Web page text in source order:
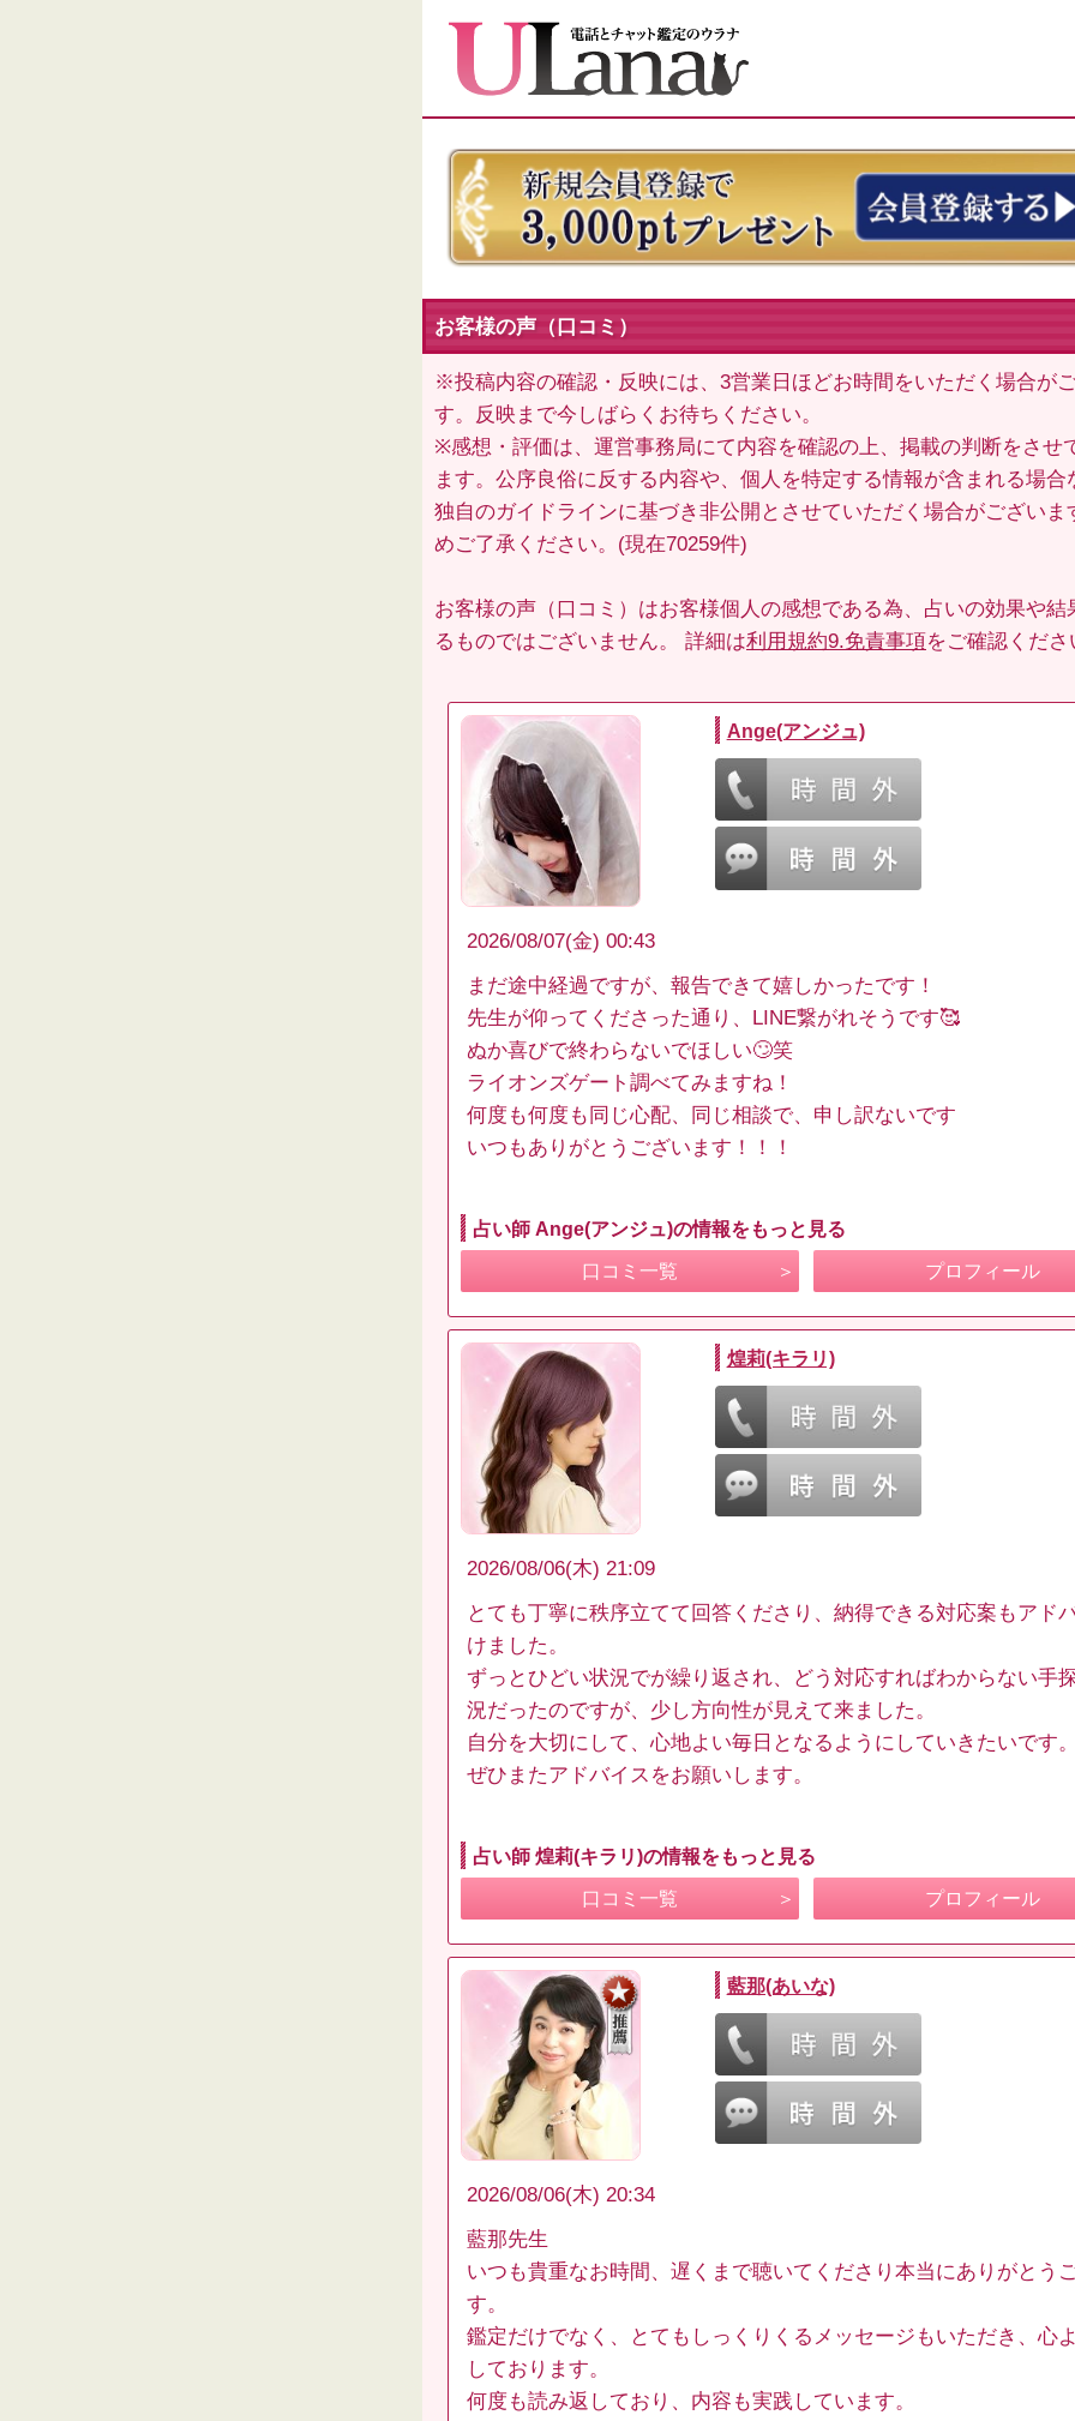
お客様の声（口コミ）
※投稿内容の確認・反映には、3営業日ほどお時間をいただく場合が
す。反映まで今しばらくお待ちください。
※感想・評価は、運営事務局にて内容を確認の上、掲載の判断をさせ
ます。公序良俗に反する内容や、個人を特定する情報が含まれる場合
独自のガイドラインに基づき非公開とさせていただく場合がございま
めご了承ください。(現在70259件)
お客様の声（口コミ）はお客様個人の感想である為、占いの効果や結
るものではございません。 詳細は利用規約9.免責事項をご確認くださ
Ange(アンジュ)
2026/08/07(金) 00:43
まだ途中経過ですが、報告できて嬉しかったです！
先生が仰ってくださった通り、LINE繋がれそうです🥰
ぬか喜びで終わらないでほしい🙄笑
ライオンズゲート調べてみますね！
何度も何度も同じ心配、同じ相談で、申し訳ないです
いつもありがとうございます！！！
占い師 Ange(アンジュ)の情報をもっと見る
口コミ一覧 プロフィール
煌莉(キラリ)
2026/08/06(木) 21:09
とても丁寧に秩序立てて回答くださり、納得できる対応案もアド
けました。
ずっとひどい状況でが繰り返され、どう対応すればわからない手
況だったのですが、少し方向性が見えて来ました。
自分を大切にして、心地よい毎日となるようにしていきたいです
ぜひまたアドバイスをお願いします。
占い師 煌莉(キラリ)の情報をもっと見る
口コミ一覧 プロフィール
藍那(あいな)
2026/08/06(木) 20:34
藍那先生
いつも貴重なお時間、遅くまで聴いてくださり本当にありがとう
す。
鑑定だけでなく、とてもしっくりくるメッセージもいただき、心
しております。
何度も読み返しており、内容も実践しています。